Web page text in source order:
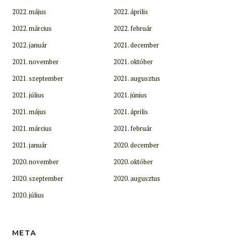
2022. május
2022. április
2022. március
2022. február
2022. január
2021. december
2021. november
2021. október
2021. szeptember
2021. augusztus
2021. július
2021. június
2021. május
2021. április
2021. március
2021. február
2021. január
2020. december
2020. november
2020. október
2020. szeptember
2020. augusztus
2020. július
META